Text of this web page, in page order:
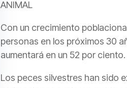
ANIMAL
Con un crecimiento
personas en los próximos 30
aumentará en un 52 por ciento.
Los peces silvestres han sido